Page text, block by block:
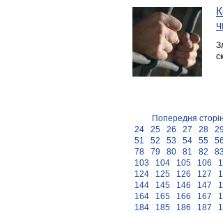
Попередня
24
25 26 27 28 29
51
52 53 54 55 56
78
79 80 81 82 83
103
104 105 106
124
125 126 127
144
145 146 147
164
165 166 167
184
185 186 187